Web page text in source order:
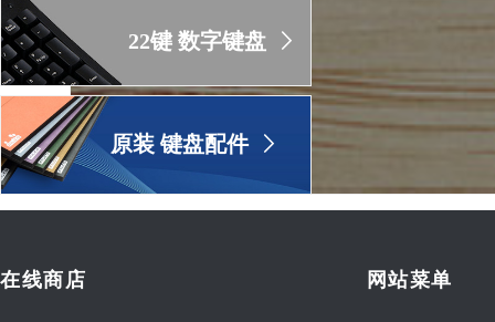
22键 数字键盘 ꁕ
原装 键盘配件 ꁕ
网站菜单
在线商店